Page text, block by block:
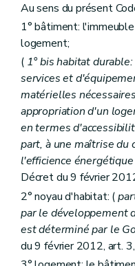
Art. 15
Art. 16
Art. 18
Art. 19
Art. 20
Art. 21
Art. 22
Art.22bis
Art.22ter
Art. 22
Section 2
Art. 23
Section 3 Des
Art. 24
Art. 25
Section 4 De
Art. 26
Art. 27
Art. 28
Au sens du présent
1° bâtiment:
logement;
( 1°bishabitat
services et
matérielles
appropriation d'un
en termes
part, à une maîtrise du
l'efficience
Décret du 9 février
2° noyau d'habitat: (
par le développement
est déterminé par le
du 9 février 2012, art. 3,